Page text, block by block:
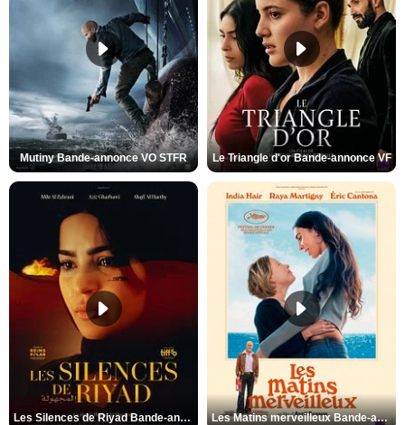
Mutiny Bande-annonce VO STFR Le Triangle d'or Bande-annonce VF
Les Silences de Riyad Bande-annonce VO STFR Les Matins merveilleux Bande-annonce VF